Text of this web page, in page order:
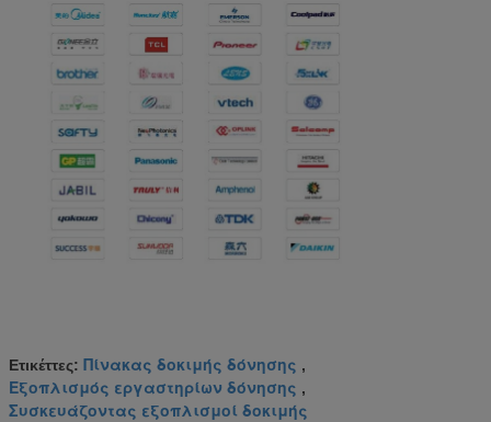
Ετικέττες: Πίνακας δοκιμής δόνησης ,
Εξοπλισμός εργαστηρίων δόνησης ,
Συσκευάζοντας εξοπλισμοί δοκιμής